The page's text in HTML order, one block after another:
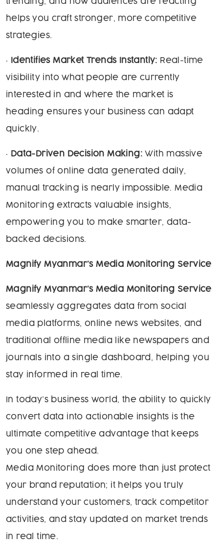
helps you craft stronger, more competitive
strategies.
• Identifies Market Trends Instantly: Real-time
visibility into what people are currently
interested in and where the market is
heading ensures your business can adapt
quickly.
• Data-Driven Decision Making: With massive
volumes of online data generated daily,
manual tracking is nearly impossible. Media
Monitoring extracts valuable insights,
empowering you to make smarter, data-
backed decisions.
Magnify Myanmar’s Media Monitoring Service
Magnify Myanmar’s Media Monitoring Service
seamlessly aggregates data from social
media platforms, online news websites, and
traditional offline media like newspapers and
journals into a single dashboard, helping you
stay informed in real time.
In today’s business world, the ability to quickly
convert data into actionable insights is the
ultimate competitive advantage that keeps
you one step ahead.
Media Monitoring does more than just protect
your brand reputation; it helps you truly
understand your customers, track competitor
activities, and stay updated on market trends
in real time.